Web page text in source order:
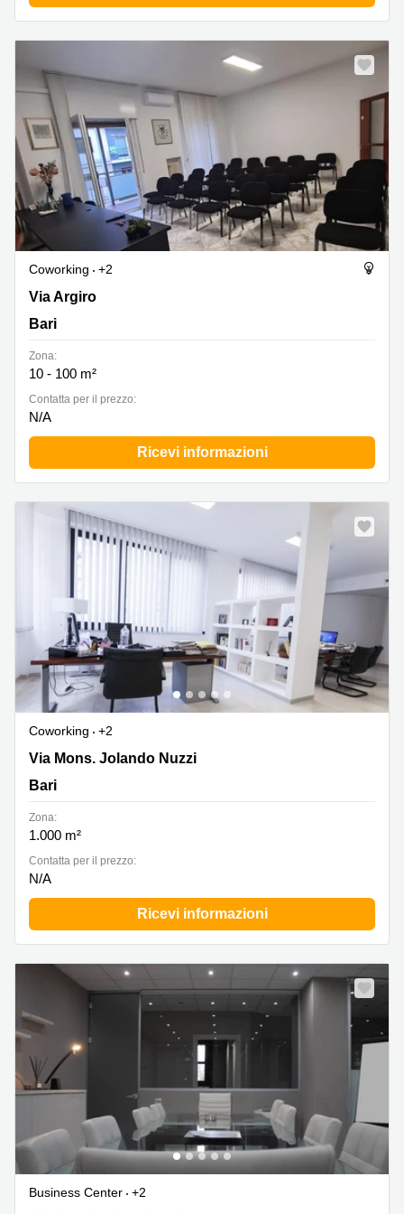
Coworking
+2
Via Argiro 135, Bari
Via Argiro
Bari
Zona:
10 - 100 m²
Сontatta per il prezzo:
N/A
Ricevi informazioni
Coworking
+2
Via Monsignor Jolando Nuzzi , Bari
Via Mons. Jolando Nuzzi
Bari
Zona:
1.000 m²
Сontatta per il prezzo:
N/A
Ricevi informazioni
Business Center
+2